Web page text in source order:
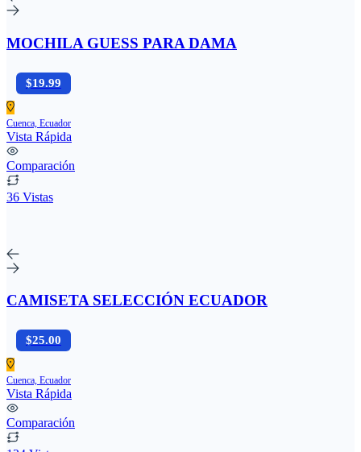
MOCHILA GUESS PARA DAMA
$19.99
Cuenca, Ecuador
Vista Rápida
Comparación
36 Vistas
CAMISETA SELECCIÓN ECUADOR
$25.00
Cuenca, Ecuador
Vista Rápida
Comparación